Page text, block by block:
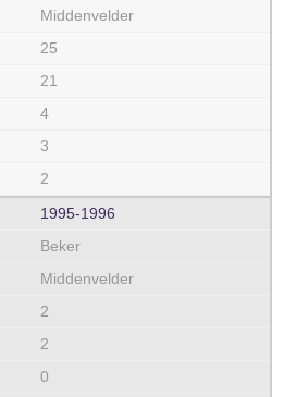
Middenvelder
25
21
4
3
2
1995‑1996
Beker
Middenvelder
2
2
0